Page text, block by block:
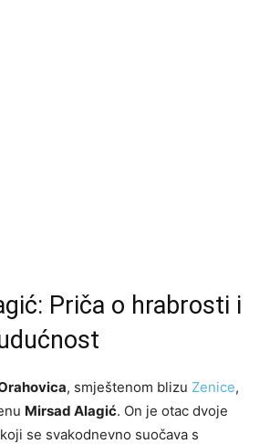
Priča o hrabrosti i
, smještenom blizu Zenice,
Mirsad Alagić. On je otac dvoje
se svakodnevno suočava s